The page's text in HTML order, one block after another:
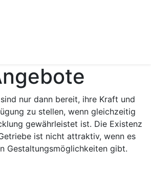
nur dann bereit, ihre Kraft und
zu stellen, wenn gleichzeitig
gewährleistet ist. Die Existenz
ist nicht attraktiv, wenn es
Gestaltungsmöglichkeiten gibt.